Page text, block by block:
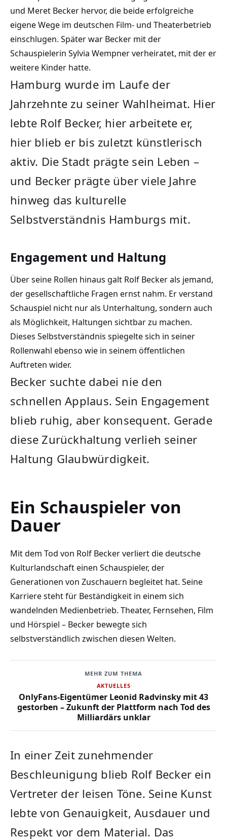
und Meret Becker hervor, die beide erfolgreiche
eigene Wege im deutschen Film- und Theaterbetrieb
einschlugen. Später war Becker mit der
Schauspielerin Sylvia Wempner verheiratet, mit der er
weitere Kinder hatte.
Hamburg wurde im Laufe der
Jahrzehnte zu seiner Wahlheimat. Hier
lebte Rolf Becker, hier arbeitete er,
hier blieb er bis zuletzt künstlerisch
aktiv. Die Stadt prägte sein Leben –
und Becker prägte über viele Jahre
hinweg das kulturelle
Selbstverständnis Hamburgs mit.
Engagement und Haltung
Über seine Rollen hinaus galt Rolf Becker als jemand,
der gesellschaftliche Fragen ernst nahm. Er verstand
Schauspiel nicht nur als Unterhaltung, sondern auch
als Möglichkeit, Haltungen sichtbar zu machen.
Dieses Selbstverständnis spiegelte sich in seiner
Rollenwahl ebenso wie in seinem öffentlichen
Auftreten wider.
Becker suchte dabei nie den
schnellen Applaus. Sein Engagement
blieb ruhig, aber konsequent. Gerade
diese Zurückhaltung verlieh seiner
Haltung Glaubwürdigkeit.
Ein Schauspieler von
Dauer
Mit dem Tod von Rolf Becker verliert die deutsche
Kulturlandschaft einen Schauspieler, der
Generationen von Zuschauern begleitet hat. Seine
Karriere steht für Beständigkeit in einem sich
wandelnden Medienbetrieb. Theater, Fernsehen, Film
und Hörspiel – Becker bewegte sich
selbstverständlich zwischen diesen Welten.
MEHR ZUM THEMA
AKTUELLES
OnlyFans-Eigentümer Leonid Radvinsky mit 43
gestorben – Zukunft der Plattform nach Tod des
Milliardärs unklar
In einer Zeit zunehmender
Beschleunigung blieb Rolf Becker ein
Vertreter der leisen Töne. Seine Kunst
lebte von Genauigkeit, Ausdauer und
Respekt vor dem Material. Das